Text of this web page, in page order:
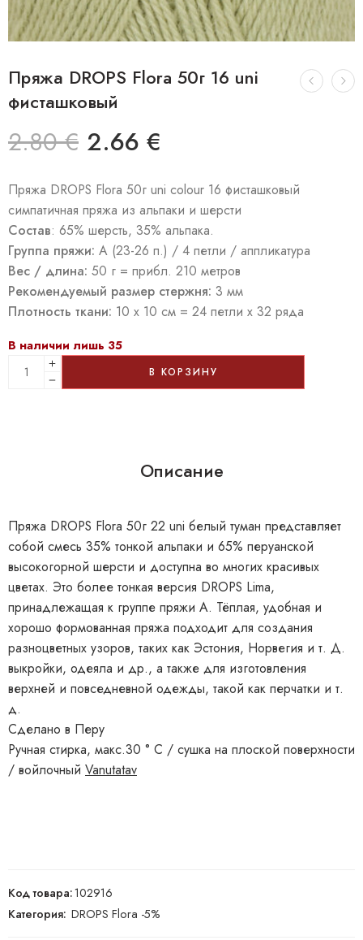
Пряжа DROPS Flora 50г 16 uni
фисташковый
2.80€ 2.66 €
Пряжа DROPS Flora 50г uni colour 16 фисташковый
симпатичная пряжа из альпаки и шерсти
Coстав: 65% шерсть, 35% альпака.
Группа пряжи: А (23-26 п.) / 4 петли / аппликатура
Вес / длина: 50 г = прибл. 210 метров
Рекомендуемый размер стержня: 3 мм
Плотность ткани: 10 x 10 см = 24 петли x 32 ряда
В наличии лишь 35
В КОРЗИНУ
Описание
Пряжа DROPS Flora 50г 22 uni белый туман представляет
собой смесь 35% тонкой альпаки и 65% перуанской
высокогорной шерсти и доступна во многих красивых
цветах. Это более тонкая версия DROPS Lima,
принадлежащая к группе пряжи А. Тёплая, удобная и
хорошо формованная пряжа подходит для создания
разноцветных узоров, таких как Эстония, Норвегия и т. Д.
выкройки, одеяла и др., а также для изготовления
верхней и повседневной одежды, такой как перчатки и т.
д.
Сделано в Перу
Ручная стирка, макс.30 ° C / сушка на плоской поверхности
/ войлочный Vanutatav
Код товара:102916
Категория: DROPS Flora -5%